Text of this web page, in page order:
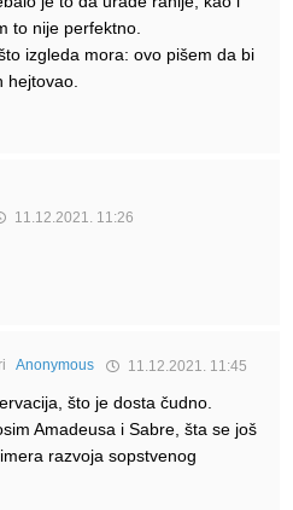
to nije perfektno.
izgleda mora: ovo pišem da bi
hejtovao.
11.12.2021. 11:26
Anonymous 11.12.2021. 11:45
što je dosta čudno.
Amadeusa i Sabre, šta se još
razvoja sopstvenog